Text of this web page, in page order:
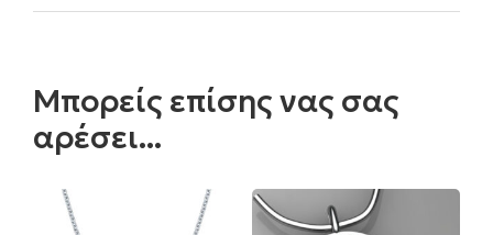
Μπορείς επίσης νας σας
αρέσει...